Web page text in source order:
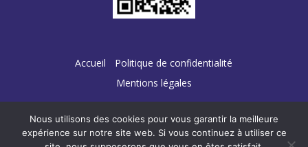
Accueil
Politique de confidentialité
Mentions légales
Nous utilisons des cookies pour vous garantir la meilleure
expérience sur notre site web. Si vous continuez à utiliser ce